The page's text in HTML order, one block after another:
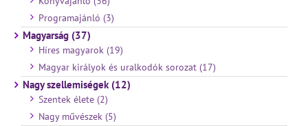
Programajánló (3)
Magyarság (37)
Híres magyarok (19)
Magyar királyok és uralkodók sorozat (17)
Nagy szellemiségek (12)
Szentek élete (2)
Nagy művészek (5)